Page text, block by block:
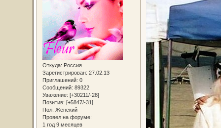
Откуда: Россия
Зарегистрирован: 27.02.13
Приглашений: 0
Сообщений: 89322
Уважение: [+30211/-28]
Позитив: [+5847/-31]
Пол: Женский
Провел на форуме:
1 год 9 месяцев